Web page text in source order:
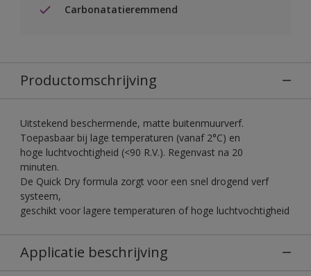
Carbonatatieremmend
Productomschrijving
Uitstekend beschermende, matte buitenmuurverf.
Toepasbaar bij lage temperaturen (vanaf 2°C) en
hoge luchtvochtigheid (<90 R.V.). Regenvast na 20
minuten.
De Quick Dry formula zorgt voor een snel drogend verf
systeem,
geschikt voor lagere temperaturen of hoge luchtvochtigheid
Applicatie beschrijving